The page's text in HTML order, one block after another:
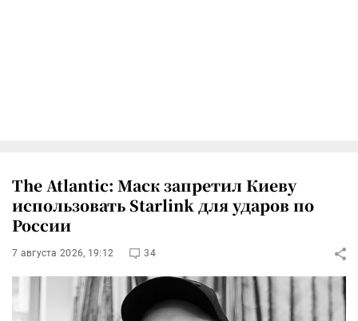
The Atlantic: Маск запретил Киеву
использовать Starlink для ударов по
России
7 августа 2026, 19:12 34